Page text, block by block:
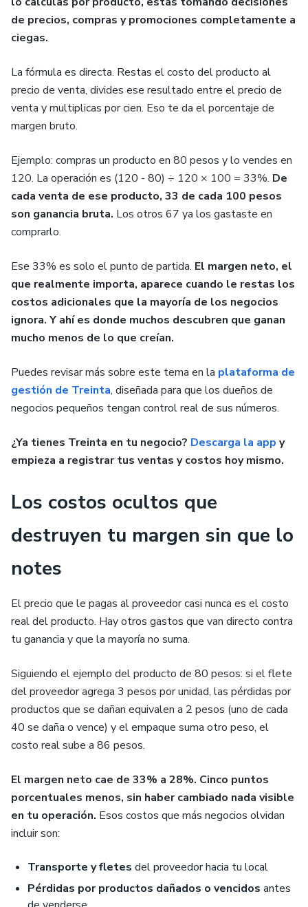
de precios, compras y promociones completamente a
ciegas.
La fórmula es directa. Restas el costo del producto al
precio de venta, divides ese resultado entre el precio de
venta y multiplicas por cien. Eso te da el porcentaje de
margen bruto.
Ejemplo: compras un producto en 80 pesos y lo vendes en
120. La operación es (120 - 80) ÷ 120 × 100 = 33%. De
cada venta de ese producto, 33 de cada 100 pesos
son ganancia bruta. Los otros 67 ya los gastaste en
comprarlo.
Ese 33% es solo el punto de partida. El margen neto, el
que realmente importa, aparece cuando le restas los
costos adicionales que la mayoría de los negocios
ignora. Y ahí es donde muchos descubren que ganan
mucho menos de lo que creían.
Puedes revisar más sobre este tema en la plataforma de
gestión de Treinta, diseñada para que los dueños de
negocios pequeños tengan control real de sus números.
¿Ya tienes Treinta en tu negocio? Descarga la app y
empieza a registrar tus ventas y costos hoy mismo.
Los costos ocultos que
destruyen tu margen sin que lo
notes
El precio que le pagas al proveedor casi nunca es el costo
real del producto. Hay otros gastos que van directo contra
tu ganancia y que la mayoría no suma.
Siguiendo el ejemplo del producto de 80 pesos: si el flete
del proveedor agrega 3 pesos por unidad, las pérdidas por
productos que se dañan equivalen a 2 pesos (uno de cada
40 se daña o vence) y el empaque suma otro peso, el
costo real sube a 86 pesos.
El margen neto cae de 33% a 28%. Cinco puntos
porcentuales menos, sin haber cambiado nada visible
en tu operación. Esos costos que más negocios olvidan
incluir son:
Transporte y fletes del proveedor hacia tu local
Pérdidas por productos dañados o vencidos antes